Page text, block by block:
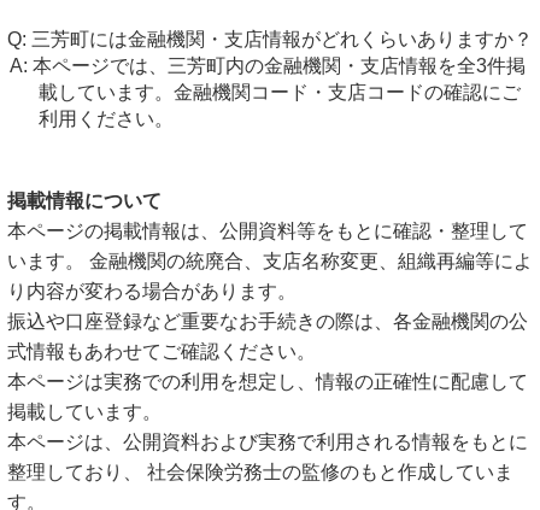
三芳町には金融機関・支店情報がどれくらいありますか？
本ページでは、三芳町内の金融機関・支店情報を全3件掲
載しています。金融機関コード・支店コードの確認にご
利用ください。
掲載情報について
本ページの掲載情報は、公開資料等をもとに確認・整理して
います。 金融機関の統廃合、支店名称変更、組織再編等によ
り内容が変わる場合があります。
振込や口座登録など重要なお手続きの際は、各金融機関の公
式情報もあわせてご確認ください。
本ページは実務での利用を想定し、情報の正確性に配慮して
掲載しています。
本ページは、公開資料および実務で利用される情報をもとに
整理しており、 社会保険労務士の監修のもと作成していま
す。